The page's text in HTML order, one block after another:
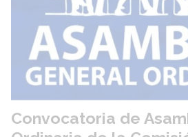
Convocatoria de